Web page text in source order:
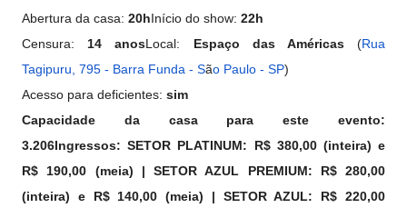
Abertura da casa: 20hInício do show: 22h
Censura: 14 anosLocal: Espaço das Américas(Rua
Tagipuru, 795 - Barra Funda - São Paulo - SP)
Acesso para deficientes: sim
Capacidade da casa para este evento:
3.206Ingressos: SETOR PLATINUM: R$ 380,00 (inteira) e
R$ 190,00 (meia) | SETOR AZUL PREMIUM: R$ 280,00
(inteira) e R$ 140,00 (meia) | SETOR AZUL: R$ 220,00